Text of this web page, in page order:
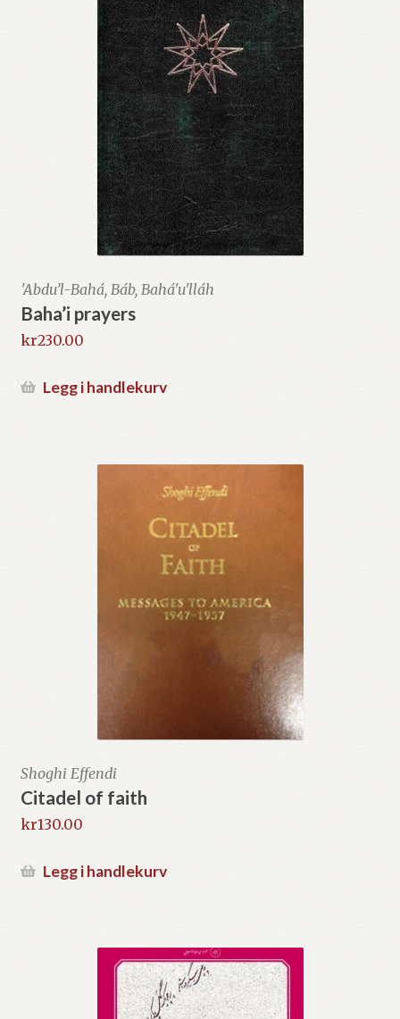
'Abdu’l-Bahá, Báb, Bahá'u'lláh
Baha’i prayers
kr230.00
Legg i handlekurv
Shoghi Effendi
Citadel of faith
kr130.00
Legg i handlekurv